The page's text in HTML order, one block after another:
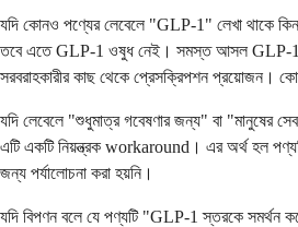
যদি কোনও পণ্যের লেবেলে "GLP-1" লেখা থাকে
তবে এতে GLP-1 ওষুধ নেই। সমস্ত আসল GLP-1
সরবরাহকারীর কাছ থেকে প্রেসক্রিপশন প্রয়োজন।
যদি লেবেলে "শুধুমাত্র গবেষণার জন্য" বা "মানুষের
এটি একটি নিয়ন্ত্রক workaround। এর অর্থ হল
জন্য পর্যালোচনা করা হয়নি।
যদি বিপণন বলে যে পণ্যটি "GLP-1 স্তরকে সমর্থন